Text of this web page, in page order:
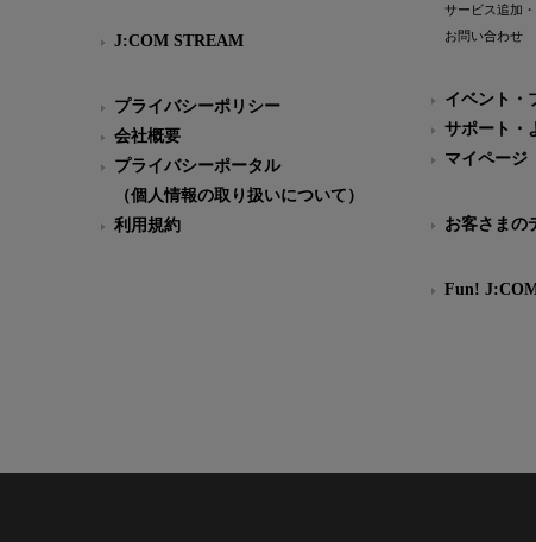
J:COM STREAM
プライバシーポリシー
会社概要
プライバシーポータル
（個人情報の取り扱いについて）
利用規約
サービス追加
お問い合わせ
イベント・
サポート・
マイページ
お客さまの
Fun!